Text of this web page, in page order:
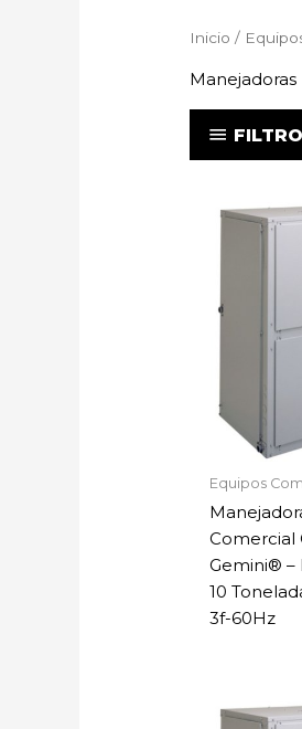
Inicio /
Manejadoras
Equipos
Comercial
Gemini® –
10
3f-60Hz